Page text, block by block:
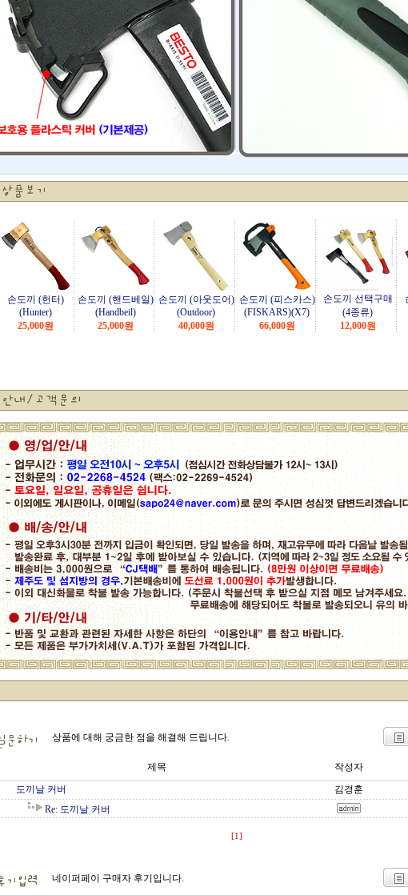
손도끼 (헌터)
(Hunter)
손도끼 (핸드베일)
(Handbeil)
손도끼 (아웃도어)
(Outdoor)
손도끼 (피스카스)
(FISKARS)(X7)
손도끼 선택구매
(4종류)
25,000원 25,000원 40,000원 66,000원 12,000원
상품에 대해 궁금한 점을 해결해 드립니다.
제목 작성자
도끼날 커버 김경훈
Re: 도끼날 커버
[1]
네이퍼페이 구매자 후기입니다.